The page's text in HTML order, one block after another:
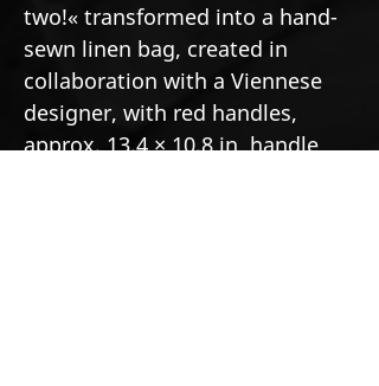
two!« transformed into a hand-
sewn linen bag, created in
collaboration with a Viennese
designer, with red handles,
approx. 13.4 × 10.8 in, handle